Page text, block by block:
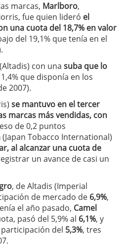
marcas, Marlboro,
fue quien lideró el
una cuota del 18,7% en valor
del 19,1% que tenía en el
(Altadis) con una suba que lo
que disponía en los
2007).
se mantuvo en el tercer
marcas más vendidas, con
de 0,2 puntos
(Japan Tobacco International)
al alcanzar una cuota de
un avance de casi un
, de Altadis (Imperial
de mercado de 6,9%,
el año pasado, Camel
pasó del 5,9% al 6,1%, y
del 5,3%, tres